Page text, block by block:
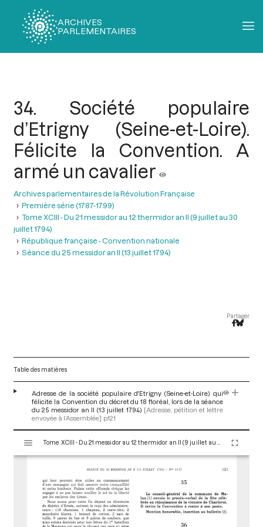
ARCHIVES
PARLEMENTAIRES
34. Société populaire
d’Etrigny (Seine-et-Loire).
Félicite la Convention. A
armé un cavalier
Archives parlementaires de la Révolution Française
Première série (1787-1799)
Tome XCIII - Du 21 messidor au 12 thermidor an II (9 juillet au 30
juillet 1794)
République française - Convention nationale
Séance du 25 messidor an II (13 juillet 1794)
Partager
Table des matières
Adresse de la société populaire d'Etrigny (Seine-et-Loire) qui
félicite la Convention du décret du 18 floréal, lors de la séance
du 25 messidor an II (13 juillet 1794) [Adresse, pétition et lettre
envoyée à l’Assemblée] p.121
s